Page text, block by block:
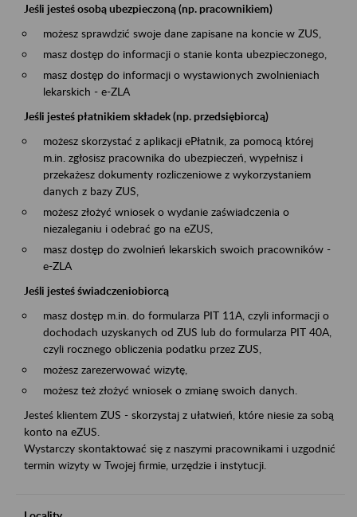
Jeśli jesteś osobą ubezpieczoną (np. pracownikiem)
możesz sprawdzić swoje dane zapisane na koncie w ZUS,
masz dostęp do informacji o stanie konta ubezpieczonego,
masz dostęp do informacji o wystawionych zwolnieniach
lekarskich - e-ZLA
Jeśli jesteś płatnikiem składek (np. przedsiębiorcą)
możesz skorzystać z aplikacji ePłatnik, za pomocą której
m.in. zgłosisz pracownika do ubezpieczeń, wypełnisz i
przekażesz dokumenty rozliczeniowe z wykorzystaniem
danych z bazy ZUS,
możesz złożyć wniosek o wydanie zaświadczenia o
niezaleganiu i odebrać go na eZUS,
masz dostęp do zwolnień lekarskich swoich pracowników -
e-ZLA
Jeśli jesteś świadczeniobiorcą
masz dostęp m.in. do formularza PIT 11A, czyli informacji o
dochodach uzyskanych od ZUS lub do formularza PIT 40A,
czyli rocznego obliczenia podatku przez ZUS,
możesz zarezerwować wizytę,
możesz też złożyć wniosek o zmianę swoich danych.
Jesteś klientem ZUS - skorzystaj z ułatwień, które niesie za sobą
konto na eZUS.
Wystarczy skontaktować się z naszymi pracownikami i uzgodnić
termin wizyty w Twojej firmie, urzędzie i instytucji.